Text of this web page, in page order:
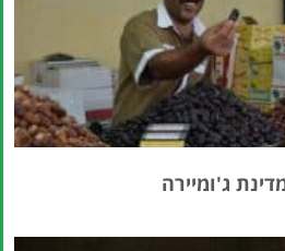
ג'ומיירה